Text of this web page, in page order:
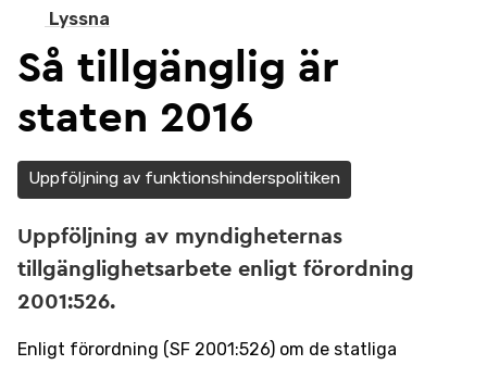
Lyssna
Så tillgänglig är
staten 2016
Uppföljning av funktionshinderspolitiken
Uppföljning av myndigheternas
tillgänglighetsarbete enligt förordning
2001:526.
Enligt förordning (SF 2001:526) om de statliga